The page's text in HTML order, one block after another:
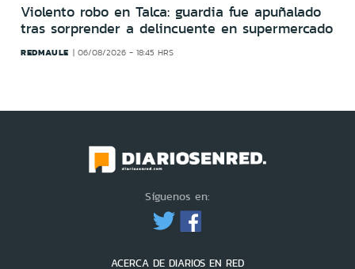
Violento robo en Talca: guardia fue apuñalado
tras sorprender a delincuente en supermercado
REDMAULE 06/08/2026 - 18:45 HRS
Síguenos en:
ACERCA DE DIARIOS EN RED